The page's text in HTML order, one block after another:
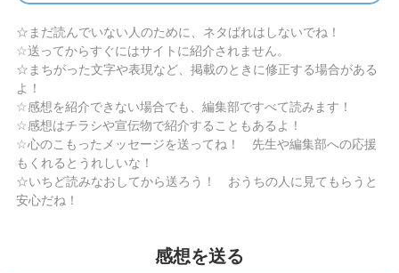
☆まだ読んでいない人のために、ネタばれはしないでね！
☆送ってからすぐにはサイトに紹介されません。
☆まちがった文字や表現など、掲載のときに修正する場合がある
よ！
☆感想を紹介できない場合でも、編集部ですべて読みます！
☆感想はチラシや宣伝物で紹介することもあるよ！
☆心のこもったメッセージを送ってね！ 先生や編集部への応援
もくれるとうれしいな！
☆いちど読みなおしてから送ろう！ おうちの人に見てもらうと
安心だね！
感想を送る